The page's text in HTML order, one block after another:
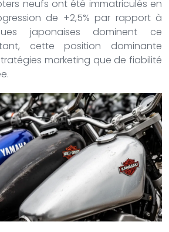
neufs ont été immatriculés en
de +2,5% par rapport à
japonaises dominent ce
cette position dominante
marketing que de fiabilité